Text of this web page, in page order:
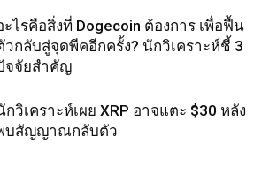
ะไรคือสิ่งที่ Dogecoin ต้องการ เพื่อฟื้น
วกลับสู่จุดพีคอีกครั้ง? นักวิเคราะห์ชี้ 3
จจัยสำคัญ
กวิเคราะห์เผย XRP อาจแตะ $30 หลัง
บสัญญาณกลับตัว